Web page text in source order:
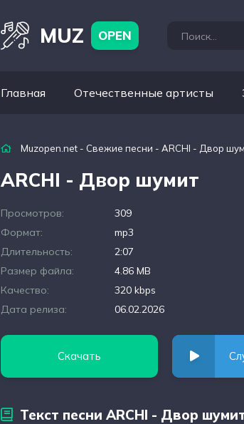
MUZ OPEN
Главная Отечественные артисты
Muzopen.net - Свежие песни - ARCHI - Двор
ARCHI - Двор шумит
Просмотров:
309
Формат:
mp3
Длительность:
2:07
Размер файла:
4.86 MB
Качество:
320 kbps
Дата релиза:
06.02.2026
Скачать
Текст песни ARCHI - Двор